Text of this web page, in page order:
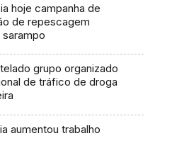
hoje campanha de
de repescagem
grupo organizado
de tráfico de droga
aumentou trabalho